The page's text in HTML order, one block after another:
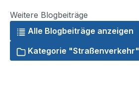
Weitere Blogbeiträge
Alle Blogbeiträge anzeigen
Kategorie "Straßenverkehr"